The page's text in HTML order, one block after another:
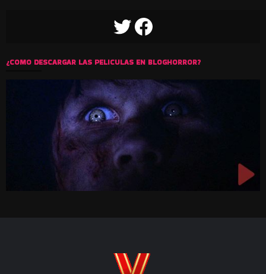
TWITTERFACEBOOK
¿COMO DESCARGAR LAS PELICULAS EN BLOGHORROR?